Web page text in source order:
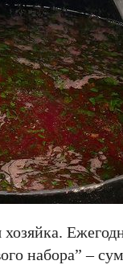
набора” –